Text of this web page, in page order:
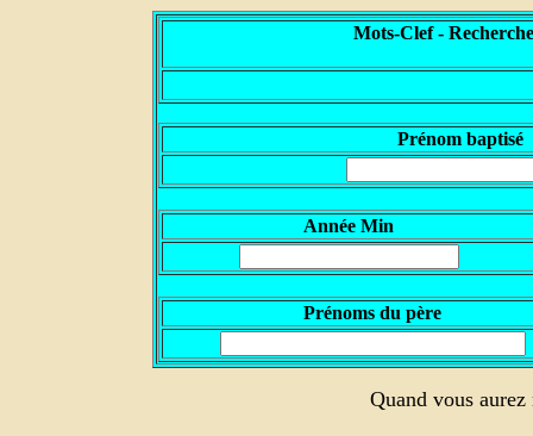
Mots-Clef -
Prénom baptisé
Année Min
Prénoms du père
Quand vous